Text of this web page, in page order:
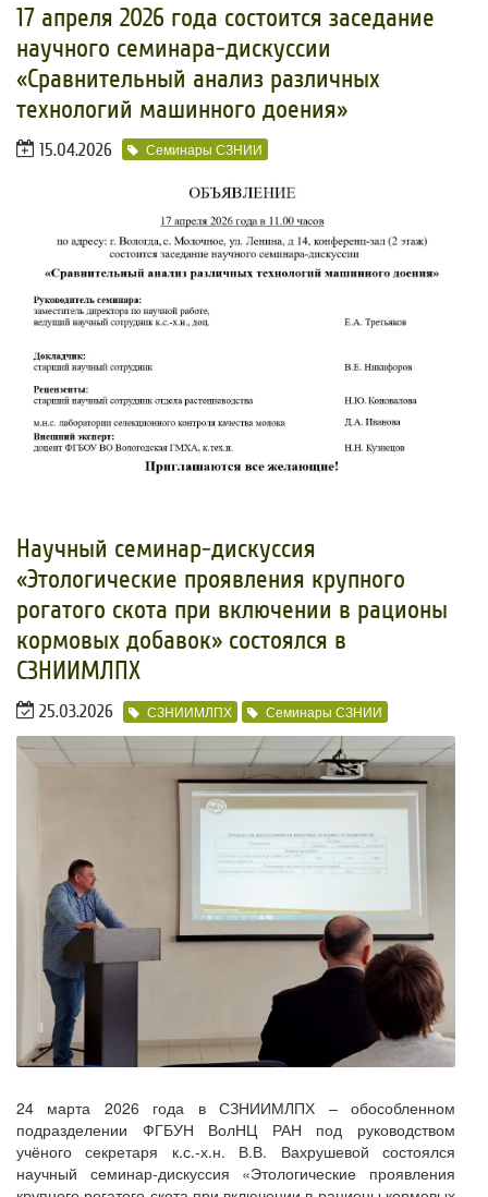
​17 апреля 2026 года состоится заседание
научного семинара-дискуссии
«Сравнительный анализ различных
технологий машинного доения»
15.04.2026 Семинары СЗНИИ
​Научный семинар-дискуссия
«Этологические проявления крупного
рогатого скота при включении в рационы
кормовых добавок» состоялся в
СЗНИИМЛПХ
25.03.2026 СЗНИИМЛПХ Семинары СЗНИИ
24 марта 2026 года в СЗНИИМЛПХ – обособленном
подразделении ФГБУН ВолНЦ РАН под руководством
учёного секретаря к.с.-х.н. В.В. Вахрушевой состоялся
научный семинар-дискуссия «Этологические проявления